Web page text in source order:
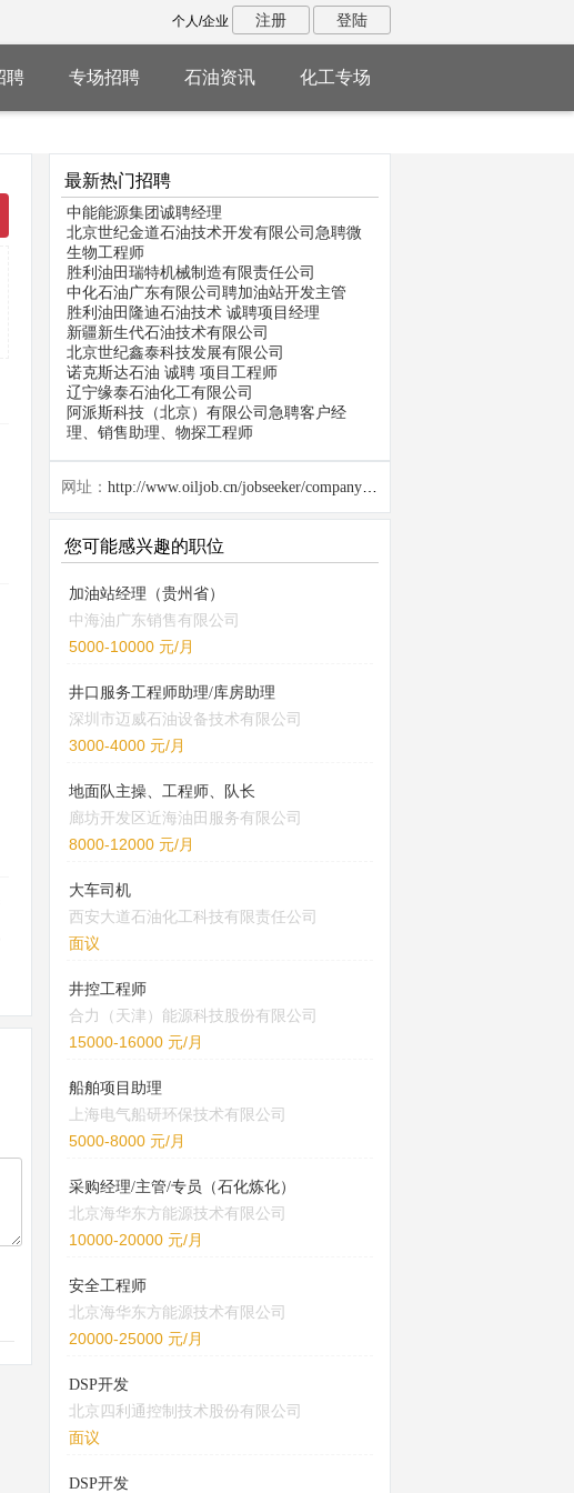
个人/企业 注册 登陆
聘 专场招聘 石油资讯 化工专场
最新热门招聘
中能能源集团诚聘经理
北京世纪金道石油技术开发有限公司急聘微
生物工程师
胜利油田瑞特机械制造有限责任公司
中化石油广东有限公司聘加油站开发主管
胜利油田隆迪石油技术 诚聘项目经理
新疆新生代石油技术有限公司
北京世纪鑫泰科技发展有限公司
诺克斯达石油 诚聘 项目工程师
辽宁缘泰石油化工有限公司
阿派斯科技（北京）有限公司急聘客户经
理、销售助理、物探工程师
网址： http://www.oiljob.cn/jobseeker/company/26917.html
您可能感兴趣的职位
加油站经理（贵州省）
中海油广东销售有限公司
5000-10000 元/月
井口服务工程师助理/库房助理
深圳市迈威石油设备技术有限公司
3000-4000 元/月
地面队主操、工程师、队长
廊坊开发区近海油田服务有限公司
8000-12000 元/月
大车司机
西安大道石油化工科技有限责任公司
面议
井控工程师
合力（天津）能源科技股份有限公司
15000-16000 元/月
船舶项目助理
上海电气船研环保技术有限公司
5000-8000 元/月
采购经理/主管/专员（石化炼化）
北京海华东方能源技术有限公司
10000-20000 元/月
安全工程师
北京海华东方能源技术有限公司
20000-25000 元/月
DSP开发
北京四利通控制技术股份有限公司
面议
DSP开发